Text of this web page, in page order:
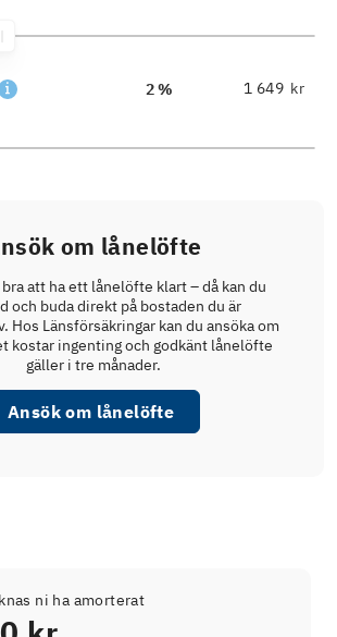
2 % kr
om lånelöfte
att ha ett lånelöfte klart – då kan du
och buda direkt på bostaden du är
Hos Länsförsäkringar kan du ansöka om
kostar ingenting och godkänt lånelöfte
gäller i tre månader.
Ansök om lånelöfte
ni ha amorterat